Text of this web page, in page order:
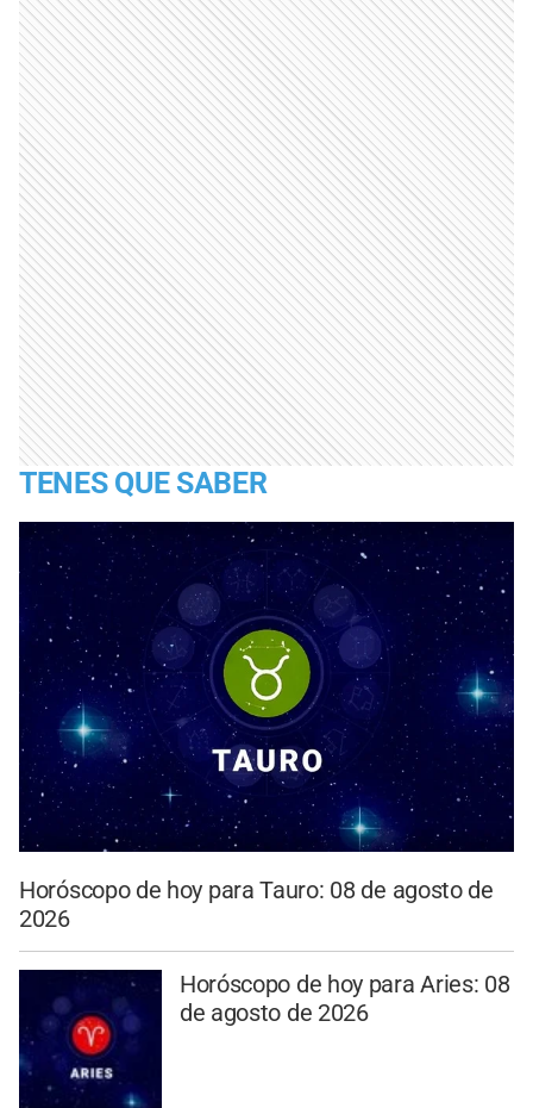
TENES QUE SABER
Horóscopo de hoy para Tauro: 08 de agosto de
2026
Horóscopo de hoy para Aries: 08
de agosto de 2026